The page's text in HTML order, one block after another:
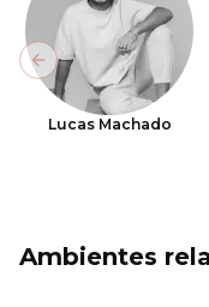
Lucas Machado
Previous slide
Ambientes